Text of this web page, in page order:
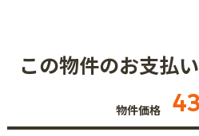
この物件のお支払
物件価格